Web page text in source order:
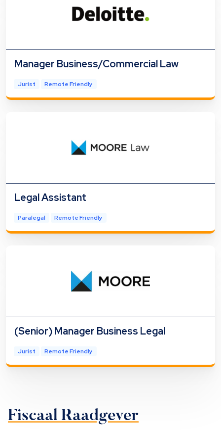
Manager Business/Commercial Law
Jurist Remote Friendly
Legal Assistant
Paralegal Remote Friendly
(Senior) Manager Business Legal
Jurist Remote Friendly
Fiscaal Raadgever